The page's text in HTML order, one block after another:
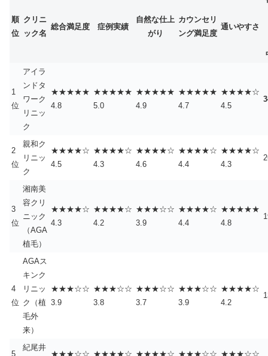
順
位
クリニ
ック名
総合満足度 症例実績
自然な仕上
がり
カウンセリ
ング満足度
通いやすさ
1
位
アイラ
ンドタ
ワーク
リニッ
ク
★★★★★
4.8
★★★★★
5.0
★★★★★
4.9
★★★★★
4.7
★★★★☆
4.5
2
位
親和ク
リニッ
ク
★★★★☆
4.5
★★★★☆
4.3
★★★★☆
4.6
★★★★☆
4.4
★★★★☆
4.3
3
位
湘南美
容クリ
ニック
（AGA
植毛）
★★★★☆
4.3
★★★★☆
4.2
★★★☆☆
3.9
★★★★☆
4.4
★★★★★
4.8
4
位
AGAス
キンク
リニッ
ク（植
毛外
来）
★★★☆☆
3.9
★★★☆☆
3.8
★★★☆☆
3.7
★★★☆☆
3.9
★★★★☆
4.2
5
紀尾井
★★★☆☆ ★★★★☆ ★★★★☆ ★★★☆☆ ★★★☆☆